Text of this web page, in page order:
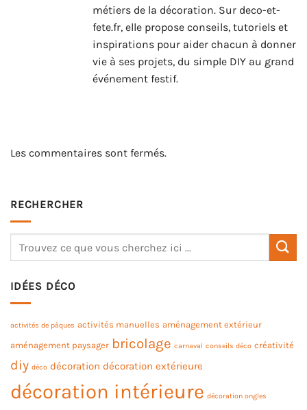
métiers de la décoration. Sur deco-et-
fete.fr, elle propose conseils, tutoriels et
inspirations pour aider chacun à donner
vie à ses projets, du simple DIY au grand
événement festif.
Les commentaires sont fermés.
RECHERCHER
IDÉES DÉCO
activités de pâques activités manuelles aménagement extérieur
aménagement paysager bricolage carnaval conseils déco créativité
diy déco décoration décoration extérieure
décoration intérieure décoration ongles